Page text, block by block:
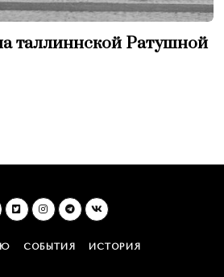
таллиннской Ратушной
СОБЫТИЯ
ИСТОРИЯ